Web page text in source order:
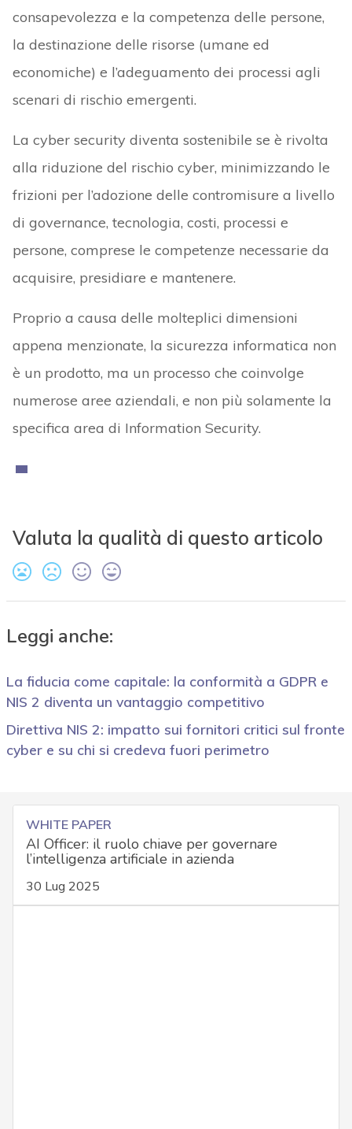
consapevolezza e la competenza delle persone,
la destinazione delle risorse (umane ed
economiche) e l’adeguamento dei processi agli
scenari di rischio emergenti.
La cyber security diventa sostenibile se è rivolta
alla riduzione del rischio cyber, minimizzando le
frizioni per l’adozione delle contromisure a livello
di governance, tecnologia, costi, processi e
persone, comprese le competenze necessarie da
acquisire, presidiare e mantenere.
Proprio a causa delle molteplici dimensioni
appena menzionate, la sicurezza informatica non
è un prodotto, ma un processo che coinvolge
numerose aree aziendali, e non più solamente la
specifica area di Information Security.
Valuta la qualità di questo articolo
Leggi anche:
La fiducia come capitale: la conformità a GDPR e
NIS 2 diventa un vantaggio competitivo
Direttiva NIS 2: impatto sui fornitori critici sul fronte
cyber e su chi si credeva fuori perimetro
WHITE PAPER
AI Officer: il ruolo chiave per governare
l’intelligenza artificiale in azienda
30 Lug 2025